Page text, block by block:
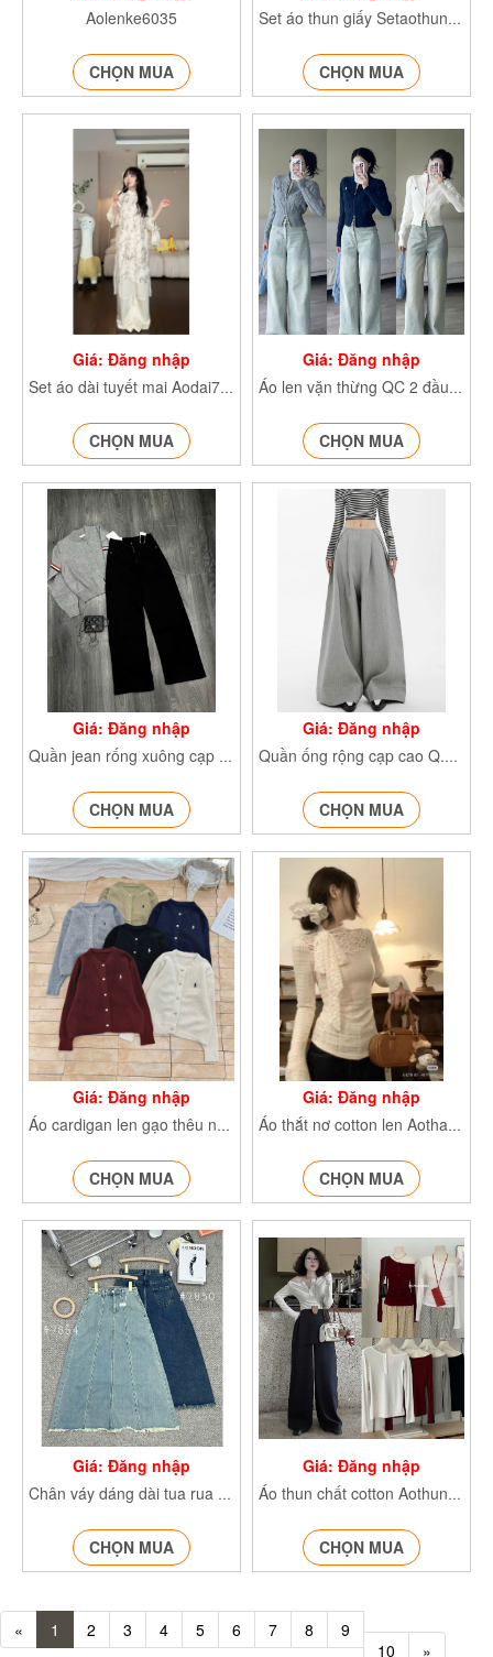
Aolenke6035
CHỌN MUA
Set áo thun giấy Setaothungiay701
CHỌN MUA
Giá: Đăng nhập
Set áo dài tuyết mai Aodai771
CHỌN MUA
Giá: Đăng nhập
Áo len vặn thừng QC 2 đầu kéo THÊU NGỰA AolenA0023
CHỌN MUA
Giá: Đăng nhập
Quần jean rống xuông cạp cao QJeancapcao7728
CHỌN MUA
Giá: Đăng nhập
Quần ống rộng cạp cao Q.ongrong389
CHỌN MUA
Giá: Đăng nhập
Áo cardigan len gạo thêu ngựa AoCrgtheungua1688
CHỌN MUA
Giá: Đăng nhập
Áo thắt nơ cotton len Aothatno2345
CHỌN MUA
Giá: Đăng nhập
Chân váy dáng dài tua rua CVtuarua7850 CVtuarua7854
CHỌN MUA
Giá: Đăng nhập
Áo thun chất cotton Aothun24129
CHỌN MUA
« 1 2 3 4 5 6 7 8
9
10
»